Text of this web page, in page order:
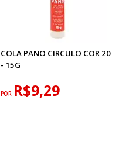
COLA PANO CIRCULO COR 20
- 15G
POR R$9,29